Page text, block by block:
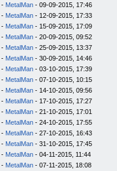
- MetalMan - 09-09-2015, 17:46
- MetalMan - 12-09-2015, 17:33
- MetalMan - 15-09-2015, 17:09
- MetalMan - 20-09-2015, 09:52
- MetalMan - 25-09-2015, 13:37
- MetalMan - 30-09-2015, 14:46
- MetalMan - 03-10-2015, 17:39
- MetalMan - 07-10-2015, 10:15
- MetalMan - 14-10-2015, 09:56
- MetalMan - 17-10-2015, 17:27
- MetalMan - 21-10-2015, 17:01
- MetalMan - 24-10-2015, 17:55
- MetalMan - 27-10-2015, 16:43
- MetalMan - 31-10-2015, 17:45
- MetalMan - 04-11-2015, 11:44
- MetalMan - 07-11-2015, 18:08